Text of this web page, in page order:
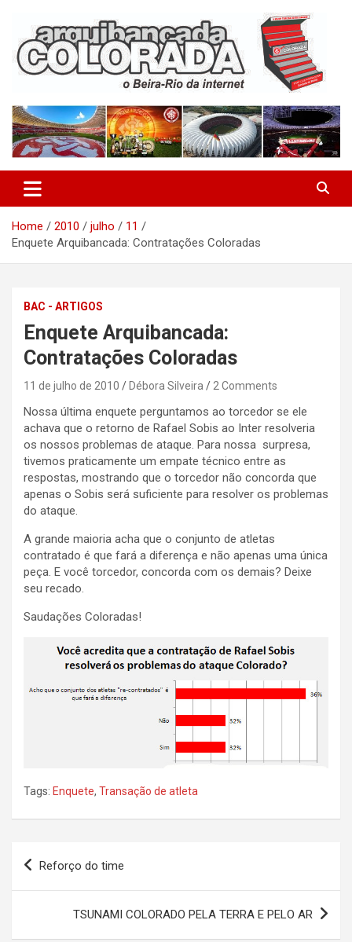
content
Arquibancada Colorada
Home 2010 julho
11
Enquete Arquibancada: Contratações Coloradas
BAC - ARTIGOS
Enquete Arquibancada:
Contratações Coloradas
11 de julho de 2010 Débora Silveira 2 Comments
Nossa última enquete perguntamos ao torcedor se ele
achava que o retorno de Rafael Sobis ao Inter resolveria
os nossos problemas de ataque. Para nossa surpresa,
tivemos praticamente um empate técnico entre as
respostas, mostrando que o torcedor não concorda que
apenas o Sobis será suficiente para resolver os problemas
do ataque.
A grande maioria acha que o conjunto de atletas
contratado é que fará a diferença e não apenas uma única
peça. E você torcedor, concorda com os demais? Deixe
seu recado.
Saudações Coloradas!
Tags: Enquete, Transação de atleta
Navegação
Reforço do time
TSUNAMI COLORADO PELA TERRA E PELO AR